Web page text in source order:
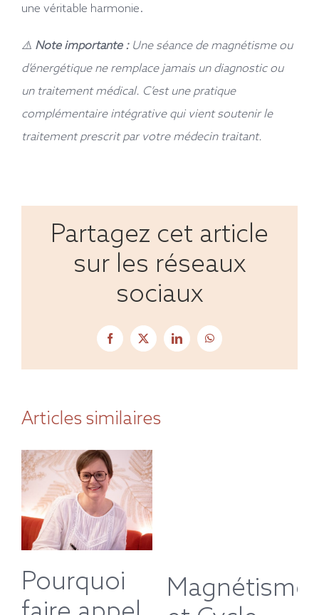
une véritable harmonie.
⚠️ Note importante :Une séance de magnétisme ou
d’énergétique ne remplace jamais un diagnostic ou
un traitement médical. C’est une pratique
complémentaire intégrative qui vient soutenir le
traitement prescrit par votre médecin traitant.
Partagez cet article
sur les réseaux
sociaux
Facebook
X LinkedInWhatsApp
Articles similaires
Pourquoi
Magnétisme